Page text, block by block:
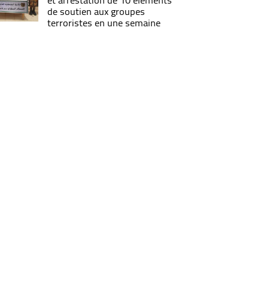
de soutien aux groupes
terroristes en une semaine